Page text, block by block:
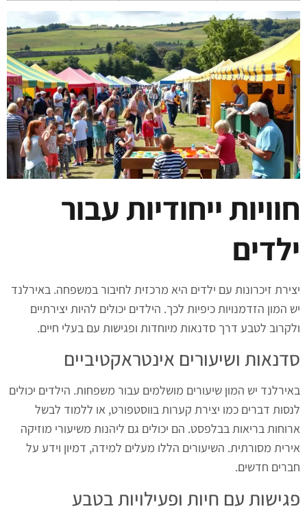
חוויות ייחודיות עבור
ילדים
יצירת זיכרונות עם ילדים היא מרכזית לחיבור במשפחה. באירלנד
יש המון הזדמנויות כיפיות לכך. הילדים יכולים להיות יצירתיים
ולקרוב לטבע דרך סדנאות מיוחדות ופגישות עם בעלי חיים.
סדנאות ושיעורים אינטראקטיביים
באירלנד יש המון שיעורים מושלמים עבור משפחות. הילדים יכולים
לנסות דברים כמו יצירת קערות בווסטפורט, או ללמוד לבשל
ארוחות בריאות בבלפסט. הם יכולים גם ליהנות משיעורי מוזיקה
אירית מסורתית. השיעורים הללו מעלים למידה, דמיון וידע על
חברים חדשים.
פגישות עם חיות ופעילויות בטבע